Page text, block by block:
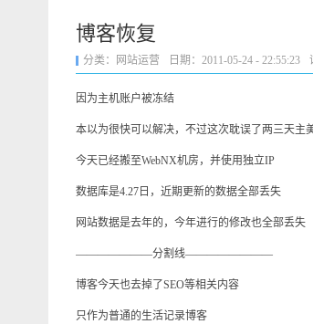
博客恢复
分类： 网站运营 日期：2011-05-24 - 22:55:23
因为主机账户被冻结
本以为很快可以解决，不过这次耽误了两三天主
今天已经搬至WebNX机房，并使用独立IP
数据库是4.27日，近期更新的数据全部丢失
网站数据是去年的，今年进行的修改也全部丢失
———————分割线————————
博客今天也去掉了SEO等相关内容
只作为普通的生活记录博客